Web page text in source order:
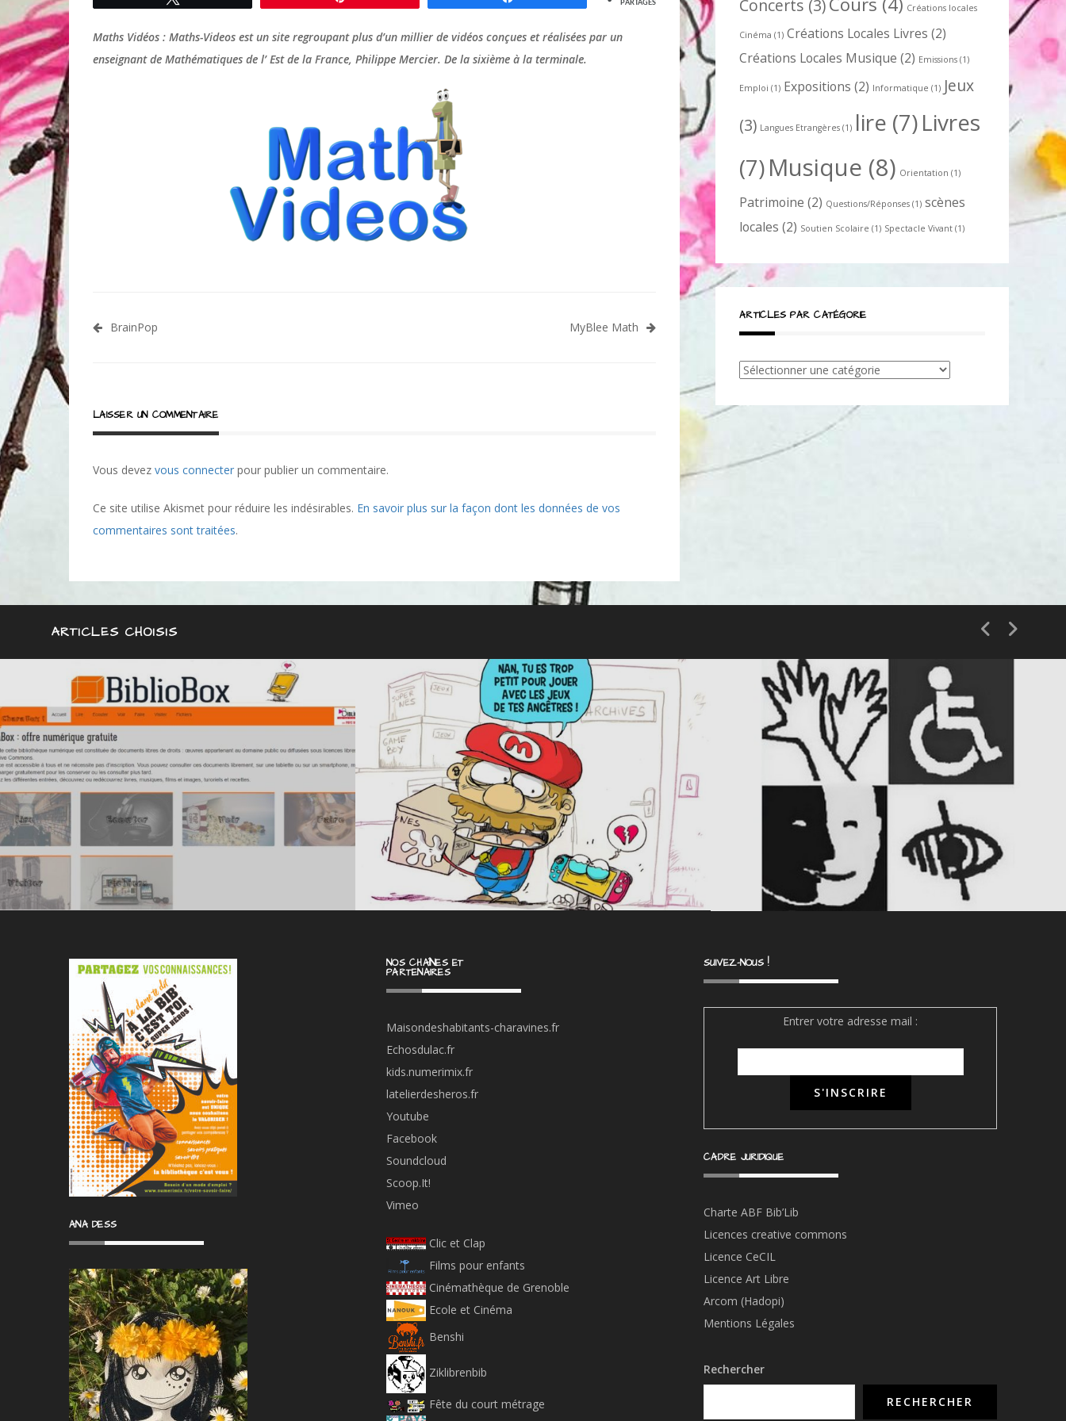
PARTAGES
Maths Vidéos : Maths-Videos est un site regroupant plus d’un millier de vidéos conçues et réalisées par un
enseignant de Mathématiques de l’ Est de la France, Philippe Mercier. De la sixième à la terminale.
Navigation
BrainPop MyBlee Math
LAISSER UN COMMENTAIRE
Vous devez vous connecter pour publier un commentaire.
Ce site utilise Akismet pour réduire les indésirables. En savoir plus sur la façon dont les données de vos
commentaires sont traitées.
Concerts (3) Créations locales
Cinéma (1) Créations Locales Livres (2)
Créations Locales Musique (2) Emissions (1)
Emploi (1) Expositions (2) Informatique (1) Jeux
(3) Langues Etrangères (1) lire (7)Livres
(7)Musique (8) Orientation (1)
Patrimoine (2) Questions/Réponses (1) scènes
locales (2) Soutien Scolaire (1) Spectacle Vivant (1)
ARTICLES PAR CATÉGORIE
Articles
ARTICLES CHOISIS
ANA DESS
NOS CHAÎNES ET
PARTENAIRES
Maisondeshabitants-charavines.fr
Echosdulac.fr
kids.numerimix.fr
latelierdesheros.fr
Youtube
Facebook
Soundcloud
Scoop.It!
Vimeo
Clic et Clap
Films pour enfants
Cinémathèque de Grenoble
Ecole et Cinéma
Benshi
Ziklibrenbib
Fête du court métrage
SUIVEZ-NOUS !
Entrer votre adresse mail :
CADRE JURIDIQUE
Charte ABF Bib’Lib
Licences creative commons
Licence CeCIL
Licence Art Libre
Arcom (Hadopi)
Mentions Légales
Rechercher
RECHERCHER